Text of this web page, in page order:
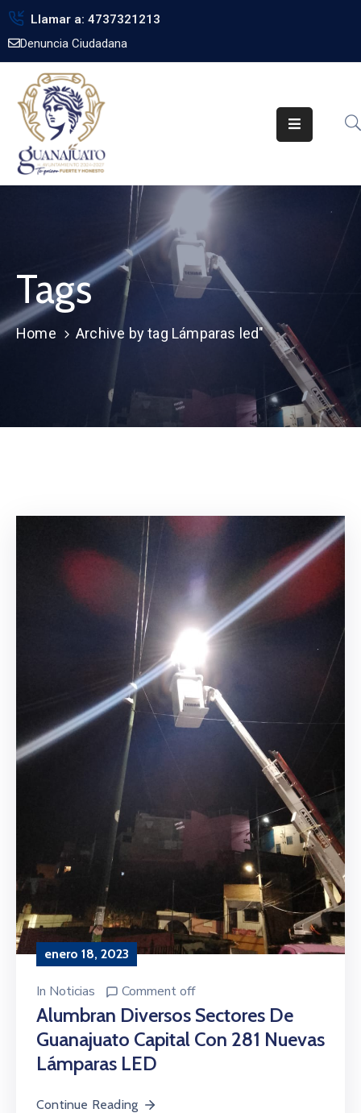
Llamar a: 4737321213
Denuncia Ciudadana
Inicio
Gobierno
Trámites
Noticias
Pública
Biblioteca
Tags
Home Archive by tag Lámparas led"
enero 18, 2023
In Noticias Comment off
Alumbran Diversos Sectores De
Guanajuato Capital Con 281 Nuevas
Lámparas LED
Continue Reading